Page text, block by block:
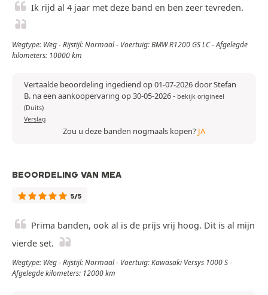
Ik rijd al 4 jaar met deze band en ben zeer tevreden.
Wegtype: Weg - Rijstijl: Normaal - Voertuig: BMW R1200 GS LC - Afgelegde
kilometers: 10000 km
Vertaalde beoordeling ingediend op 01-07-2026 door Stefan
B. na een aankoopervaring op 30-05-2026- bekijk origineel
(Duits)
Verslag
Zou u deze banden nogmaals kopen? JA
BEOORDELING VAN MEA
5/5
Prima banden, ook al is de prijs vrij hoog. Dit is al mijn
vierde set.
Wegtype: Weg - Rijstijl: Normaal - Voertuig: Kawasaki Versys 1000 S -
Afgelegde kilometers: 12000 km